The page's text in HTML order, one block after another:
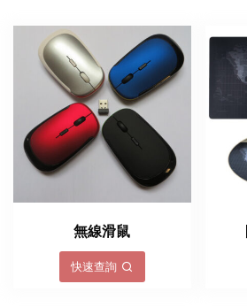
無線滑鼠
快速查詢